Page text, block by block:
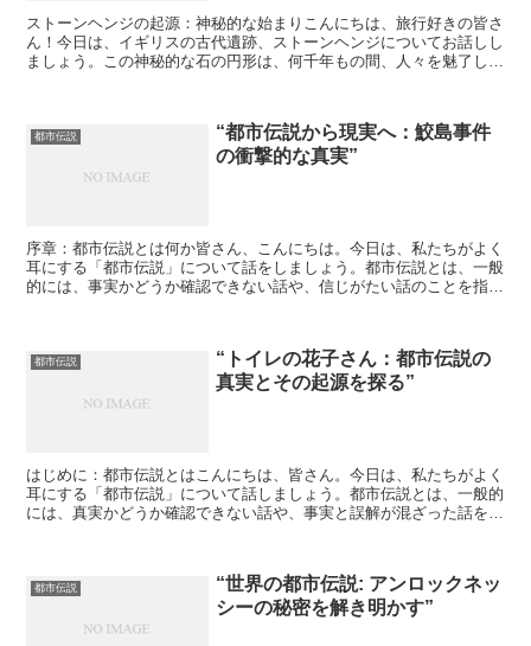
ストーンヘンジの起源：神秘的な始まりこんにちは、旅行好きの皆さ
ん！今日は、イギリスの古代遺跡、ストーンヘンジについてお話しし
ましょう。この神秘的な石の円形は、何千年もの間、人々を魅了し続
都市伝説
“都市伝説から現実へ：鮫島事件
の衝撃的な真実”
序章：都市伝説とは何か皆さん、こんにちは。今日は、私たちがよく
耳にする「都市伝説」について話をしましょう。都市伝説とは、一般
的には、事実かどうか確認できない話や、信じがたい話のことを指し
都市伝説
“トイレの花子さん：都市伝説の
真実とその起源を探る”
はじめに：都市伝説とはこんにちは、皆さん。今日は、私たちがよく
耳にする「都市伝説」について話しましょう。都市伝説とは、一般的
には、真実かどうか確認できない話や、事実と誤解が混ざった話を指
都市伝説
“世界の都市伝説: アンロックネッ
シーの秘密を解き明かす”